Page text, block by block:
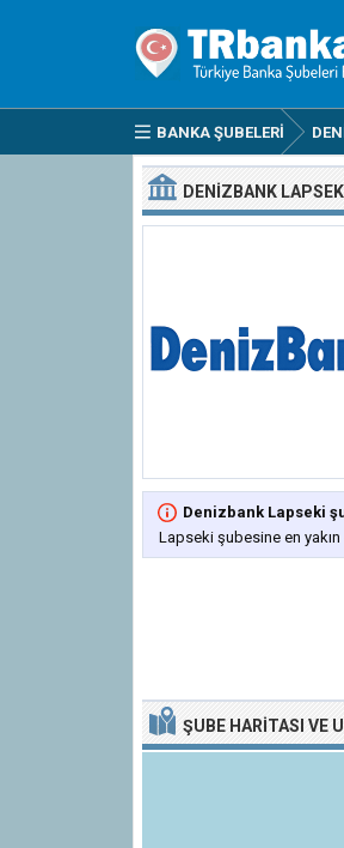
BANKA ŞUBELERI
DENIZBANK
Denizbank Lapseki
Lapseki şubesine en
ŞUBE HARITASI VE